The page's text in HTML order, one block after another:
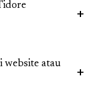
website atau